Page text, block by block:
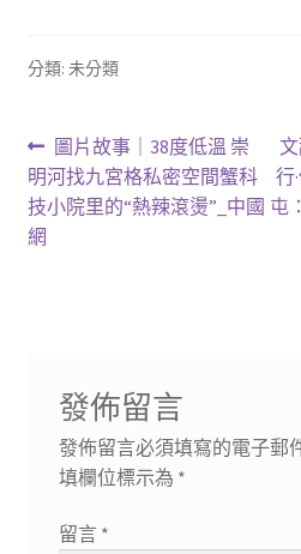
分類: 未分類
文
章
導
上
一
篇
圖片故事｜38度低溫 崇
明河找九宮格私密空間蟹科
技小院里的“熱辣滾燙”_中國
網
下
一
篇
行
屯
發佈留言
發佈留言必須填寫的電子郵
填欄位標示為 *
留言 *